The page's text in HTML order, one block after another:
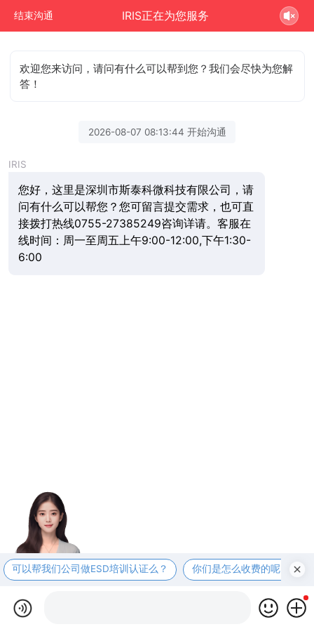
结束沟通 IRIS正在为您服务
欢迎您来访问，请问有什么可以帮到您？我们会尽快为您解
答！
2026-08-07 08:13:44 开始沟通
IRIS
您好，这里是深圳市斯泰科微科技有限公司，请
问有什么可以帮您？您可留言提交需求，也可直
接拨打热线0755-27385249咨询详请。客服在
线时间：周一至周五上午9:00-12:00,下午1:30-
6:00
可以帮我们公司做ESD培训认证么？ 你们是怎么收费的呢？